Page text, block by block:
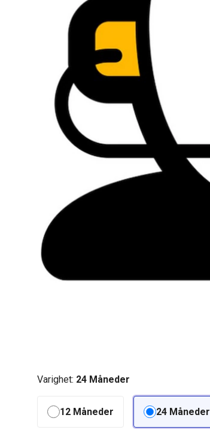
Varighet: 24 Måneder
12 Måneder 24 Måneder